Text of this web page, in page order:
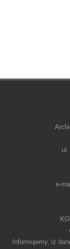
ul.
e-
Informujemy, iż